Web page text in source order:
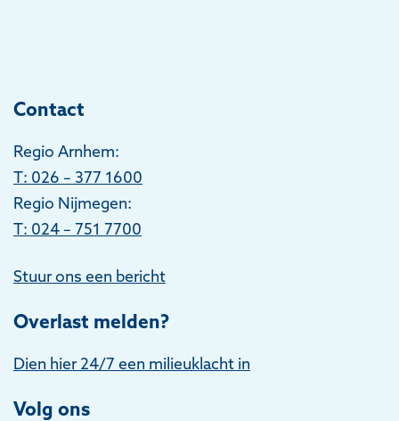
Contact
Regio Arnhem:
T: 026 – 377 1600
Regio Nijmegen:
T: 024 – 751 7700
Stuur ons een bericht
Overlast melden?
Dien hier 24/7 een milieuklacht in
Volg ons